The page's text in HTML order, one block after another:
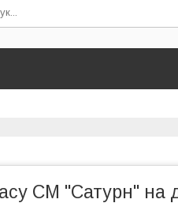
СМ "Сатурн" на